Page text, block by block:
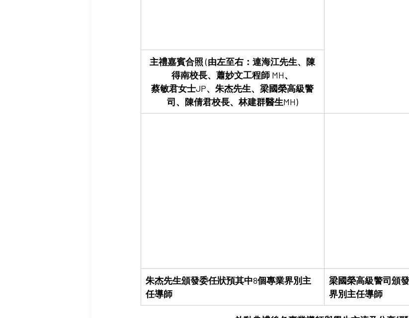
主禮嘉賓合照 (由左至右：連海江先生、陳
得南校長、蕭妙文工程師 MH、
蔡敏君女士JP、朱杰先生、梁國榮高級警
司、陳倩君校長、林建群醫生MH)
朱杰先生頒發委任狀預其中8個專業界別主
任導師
梁國榮高級警司頒
界別主任導師